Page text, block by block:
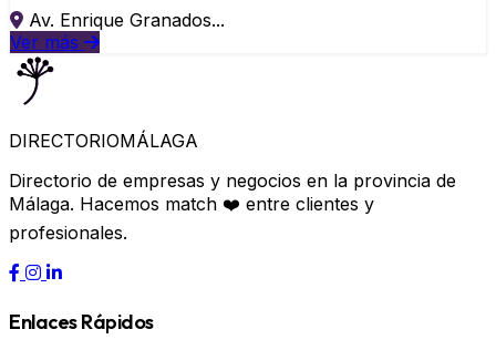
Av. Enrique Granados...
Ver más
DIRECTORIOMÁLAGA
Directorio de empresas y negocios en la provincia de
Málaga. Hacemos match ❤️ entre clientes y
profesionales.
Enlaces Rápidos